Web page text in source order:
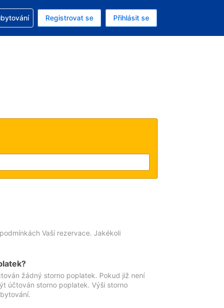
měna: Americký dolar
zvolený jazyk: V češtině
Registrovat se Přihlásit se
Vaší rezervace. Jakékoli
žádný storno poplatek. Pokud již není
účtován storno poplatek. Výši storno